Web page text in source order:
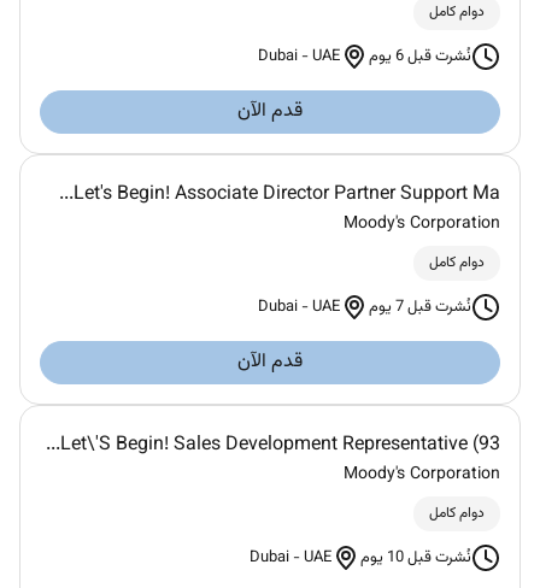
دوام كامل
نُشرت قبل 6 يوم Dubai -UAE
قدم الآن
Let's Begin! Associate Director Partner Support Ma...
Moody's Corporation
دوام كامل
نُشرت قبل 7 يوم Dubai -UAE
قدم الآن
Let\'S Begin! Sales Development Representative (93...
Moody's Corporation
دوام كامل
نُشرت قبل 10 يوم Dubai -UAE